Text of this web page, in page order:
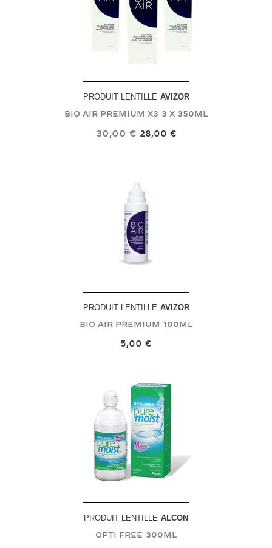
PRODUIT LENTILLE AVIZOR
Bio Air Premium X3 3 X 350mL
30,00 € 28,00 €
PRODUIT LENTILLE AVIZOR
Bio Air Premium 100mL
5,00 €
PRODUIT LENTILLE ALCON
Opti Free 300mL